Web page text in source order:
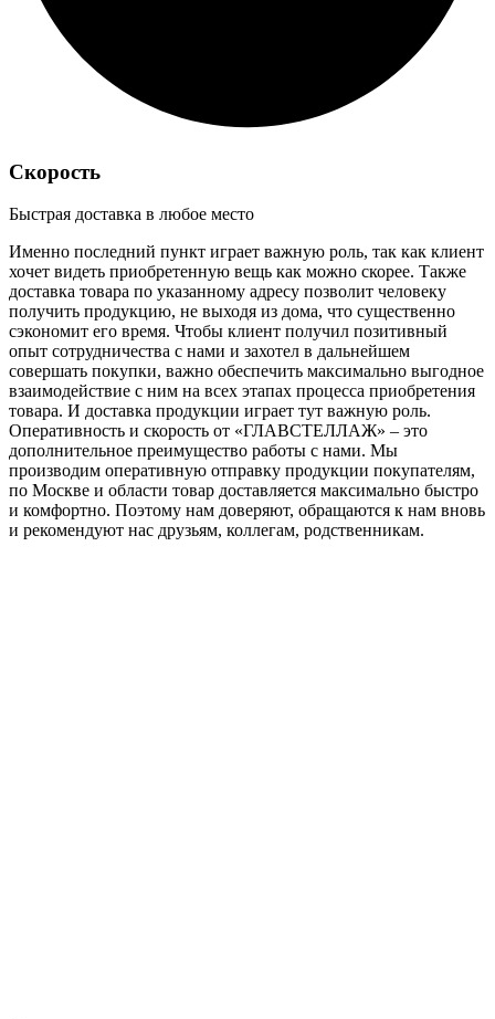
Скорость
Быстрая доставка в любое место
Именно последний пункт играет важную роль, так как клиент
хочет видеть приобретенную вещь как можно скорее. Также
доставка товара по указанному адресу позволит человеку
получить продукцию, не выходя из дома, что существенно
сэкономит его время. Чтобы клиент получил позитивный
опыт сотрудничества с нами и захотел в дальнейшем
совершать покупки, важно обеспечить максимально выгодное
взаимодействие с ним на всех этапах процесса приобретения
товара. И доставка продукции играет тут важную роль.
Оперативность и скорость от «ГЛАВСТЕЛЛАЖ» – это
дополнительное преимущество работы с нами. Мы
производим оперативную отправку продукции покупателям,
по Москве и области товар доставляется максимально быстро
и комфортно. Поэтому нам доверяют, обращаются к нам вновь
и рекомендуют нас друзьям, коллегам, родственникам.